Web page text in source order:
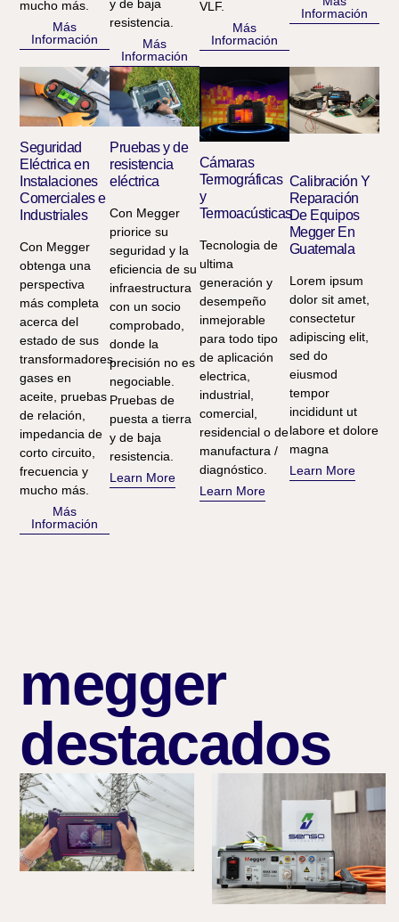
mucho más.
Más
Información
y de baja
resistencia.
Más
Información
VLF.
Más
Información
Información
Seguridad
Eléctrica en
Instalaciones
Comerciales e
Industriales
Con Megger
obtenga una
perspectiva
más completa
acerca del
estado de sus
transformadores,
gases en
aceite, pruebas
de relación,
impedancia de
corto circuito,
frecuencia y
mucho más.
Más
Información
Pruebas y de
resistencia
eléctrica
Con Megger
priorice su
seguridad y la
eficiencia de su
infraestructura
con un socio
comprobado,
donde la
precisión no es
negociable.
Pruebas de
puesta a tierra
y de baja
resistencia.
Learn More
Cámaras
Termográficas
y
Termoacústicas
Tecnologia de
ultima
generación y
desempeño
inmejorable
para todo tipo
de aplicación
electrica,
industrial,
comercial,
residencial o de
manufactura /
diagnóstico.
Learn More
Calibración Y
Reparación
De Equipos
Megger En
Guatemala
Lorem ipsum
dolor sit amet,
consectetur
adipiscing elit,
sed do
eiusmod
tempor
incididunt ut
labore et dolore
magna
Learn More
megger
destacados